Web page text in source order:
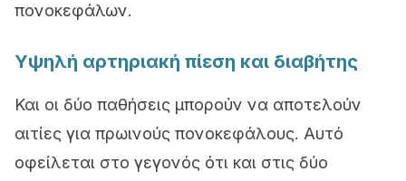
πονοκεφάλων.
Υψηλή αρτηριακή πίεση και διαβήτης
Και οι δύο παθήσεις μπορούν να αποτελούν
αιτίες για πρωινούς πονοκεφάλους. Αυτό
οφείλεται στο γεγονός ότι και στις δύο